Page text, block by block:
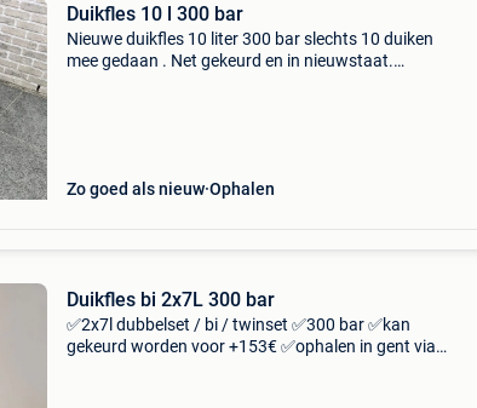
Duikfles 10 l 300 bar
Nieuwe duikfles 10 liter 300 bar slechts 10 duiken
mee gedaan . Net gekeurd en in nieuwstaat.
Zo goed als nieuw Ophalen
Duikfles bi 2x7L 300 bar
✅️2x7l dubbelset / bi / twinset ✅️300 bar ✅️kan
gekeurd worden voor +153€ ✅️ophalen in gent via